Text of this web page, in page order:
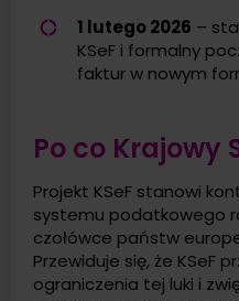
1 lutego 2026 –
KSeF i formalny
faktur w nowym
Po co Krajowy
Projekt KSeF stanowi
systemu podatkowego
czołówce państw
Przewiduje się, że KSeF
ograniczenia tej luki i